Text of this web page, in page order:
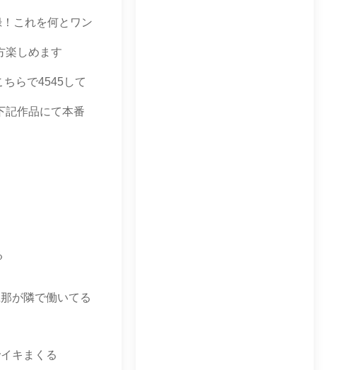
これを何とワン
楽しめます
らで4545して
記作品にて本番
が隣で働いてる
キまくる